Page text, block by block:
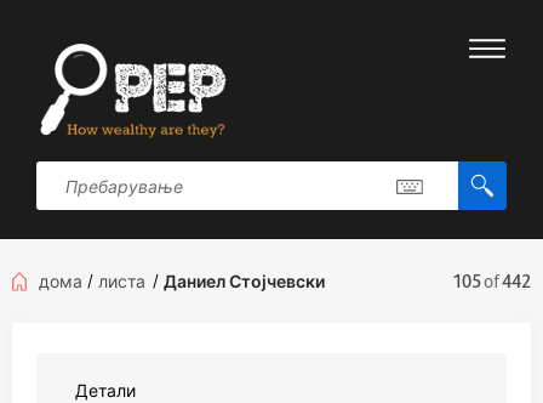
дома / листа / Даниел Стојчевски 105of442
Детали